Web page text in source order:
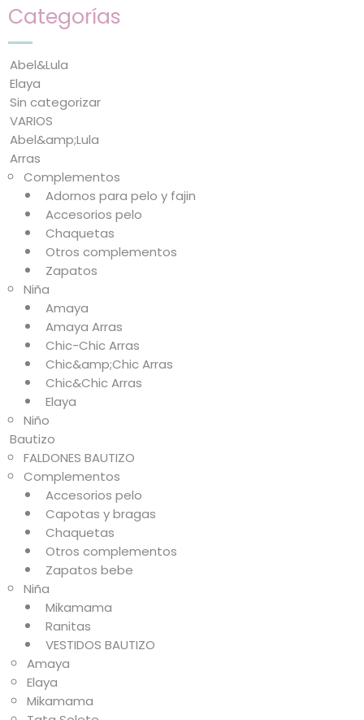
Abel&Lula
Elaya
Sin categorizar
VARIOS
Abel&amp;Lula
Arras
Complementos
Adornos para pelo y fajin
Accesorios pelo
Chaquetas
Otros complementos
Zapatos
Niña
Amaya
Amaya Arras
Chic-Chic Arras
Chic&amp;Chic Arras
Chic&Chic Arras
Elaya
Niño
Bautizo
FALDONES BAUTIZO
Complementos
Accesorios pelo
Capotas y bragas
Chaquetas
Otros complementos
Zapatos bebe
Niña
Mikamama
Ranitas
VESTIDOS BAUTIZO
Amaya
Elaya
Mikamama